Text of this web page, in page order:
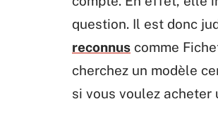
question. Il est donc
reconnus comme
cherchez un modèle
si vous voulez acheter